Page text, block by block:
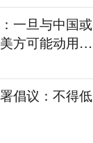
一旦与中国或
方可能动用战
倡议：不得低